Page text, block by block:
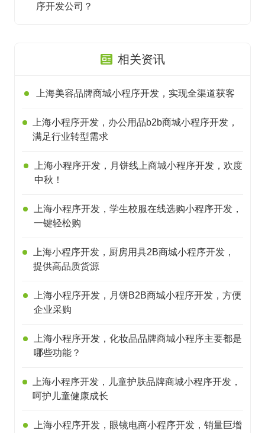
序开发公司？
相关资讯
上海美容品牌商城小程序开发，实现全渠道获客
上海小程序开发，办公用品b2b商城小程序开发，
满足行业转型需求
上海小程序开发，月饼线上商城小程序开发，欢度
中秋！
上海小程序开发，学生校服在线选购小程序开发，
一键轻松购
上海小程序开发，厨房用具2B商城小程序开发，
提供高品质货源
上海小程序开发，月饼B2B商城小程序开发，方便
企业采购
上海小程序开发，化妆品品牌商城小程序主要都是
哪些功能？
上海小程序开发，儿童护肤品牌商城小程序开发，
呵护儿童健康成长
上海小程序开发，眼镜电商小程序开发，销量巨增